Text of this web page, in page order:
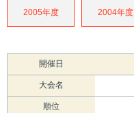
2005年度 2004年度
開催日
大会名
順位